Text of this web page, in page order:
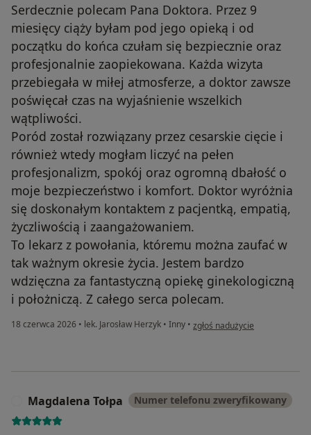
Serdecznie polecam Pana Doktora. Przez 9
miesięcy ciąży byłam pod jego opieką i od
początku do końca czułam się bezpiecznie oraz
profesjonalnie zaopiekowana. Każda wizyta
przebiegała w miłej atmosferze, a doktor zawsze
poświęcał czas na wyjaśnienie wszelkich
wątpliwości.
Poród został rozwiązany przez cesarskie cięcie i
również wtedy mogłam liczyć na pełen
profesjonalizm, spokój oraz ogromną dbałość o
moje bezpieczeństwo i komfort. Doktor wyróżnia
się doskonałym kontaktem z pacjentką, empatią,
życzliwością i zaangażowaniem.
To lekarz z powołania, któremu można zaufać w
tak ważnym okresie życia. Jestem bardzo
wdzięczna za fantastyczną opiekę ginekologiczną
i położniczą. Z całego serca polecam.
18 czerwca 2026 • lek. Jarosław Herzyk • Inny • w opinii użytkownika Marta
zgłoś nadużycie
Magdalena Tołpa Numer telefonu zweryfikowany